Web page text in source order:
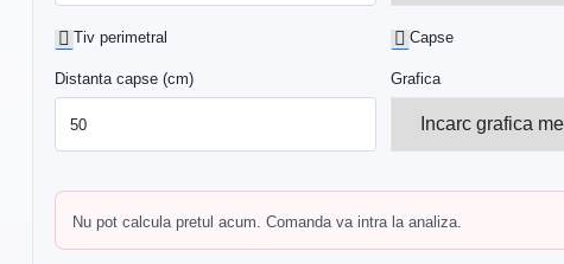
Tiv perimetral Capse
Distanta capse (cm) Grafica
Nu pot calcula pretul acum. Comanda va intra la analiza.